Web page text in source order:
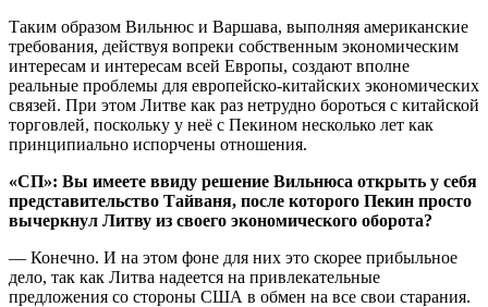
Таким образом Вильнюс и Варшава, выполняя американские
требования, действуя вопреки собственным экономическим
интересам и интересам всей Европы, создают вполне
реальные проблемы для европейско-китайских экономических
связей. При этом Литве как раз нетрудно бороться с китайской
торговлей, поскольку у неё с Пекином несколько лет как
принципиально испорчены отношения.
«СП»: Вы имеете ввиду решение Вильнюса открыть у себя
представительство Тайваня, после которого Пекин просто
вычеркнул Литву из своего экономического оборота?
— Конечно. И на этом фоне для них это скорее прибыльное
дело, так как Литва надеется на привлекательные
предложения со стороны США в обмен на все свои старания.